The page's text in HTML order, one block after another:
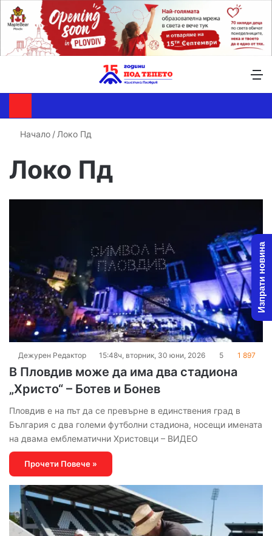
Начало / Локо Пд
Локо Пд
Дежурен Редактор 15:48ч, вторник, 30 юни, 2026 5 1 897
В Пловдив може да има два стадиона
„Христо“ – Ботев и Бонев
Пловдив е на път да се превърне в единствения град в
България с два големи футболни стадиона, носещи имената
на двама емблематични Христовци – ВИДЕО
Прочети Повече »
Изпрати новина